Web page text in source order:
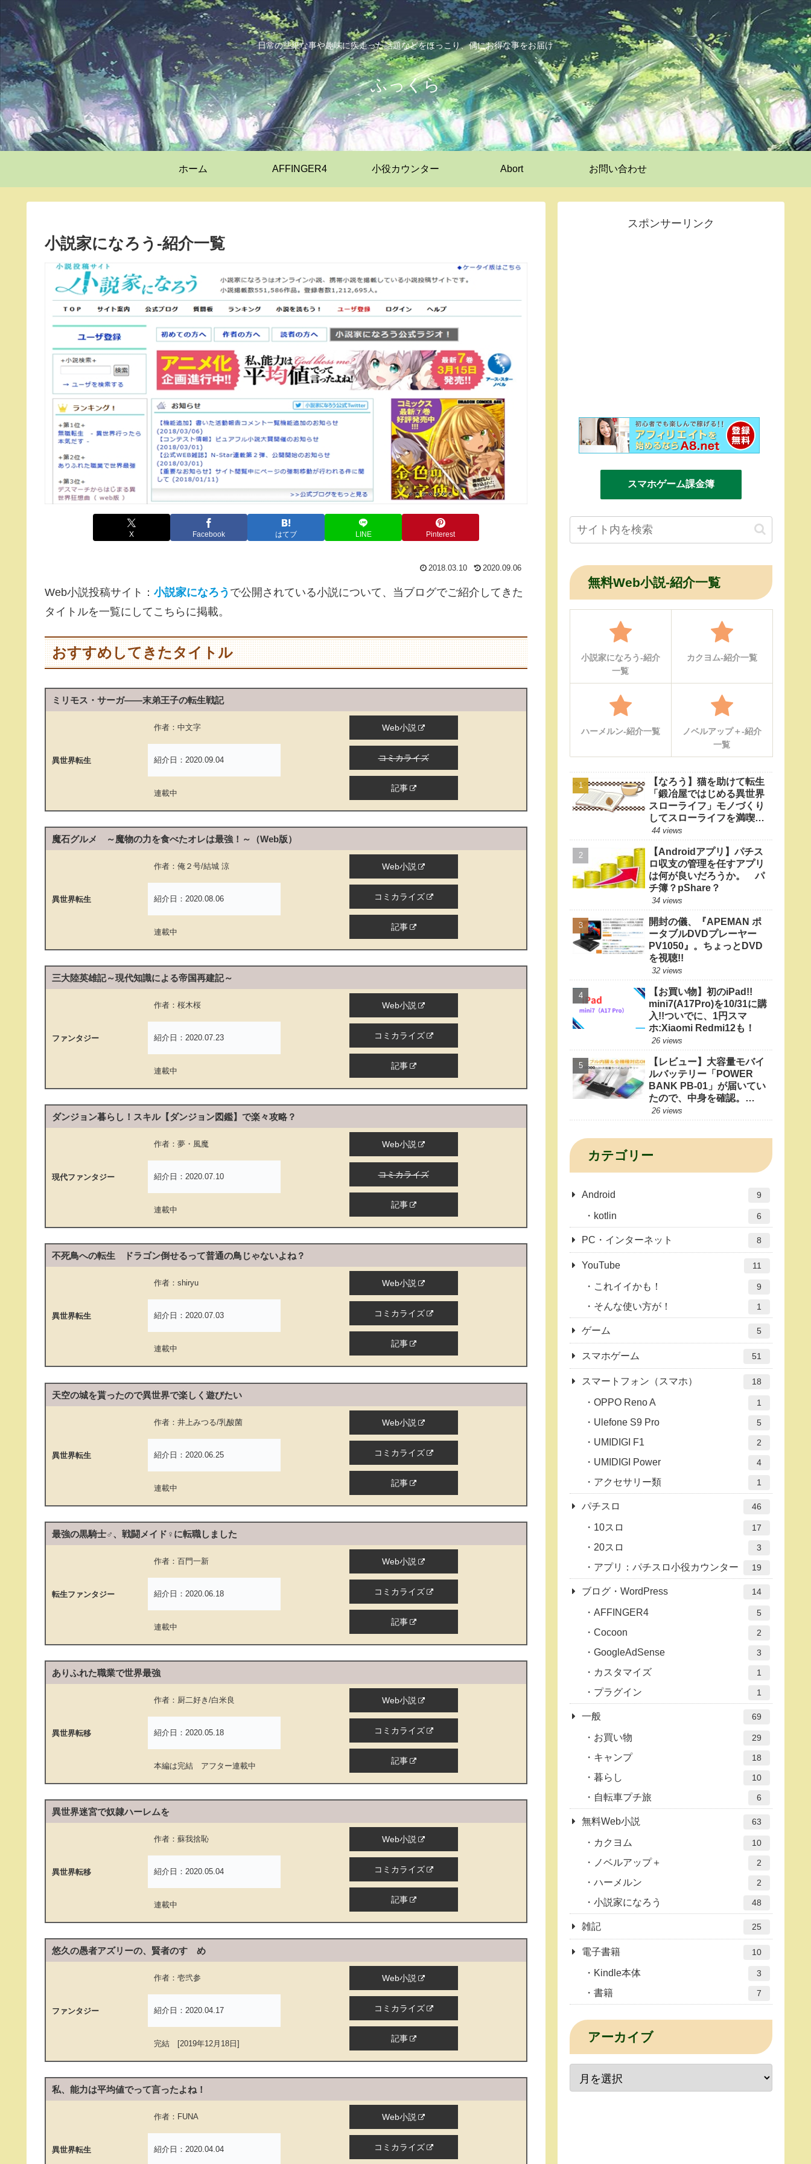
日常の些細な事や趣味に疾走った話題などをほっこり、偶にお得な事をお届け
ふっくら
ホーム AFFINGER4 小役カウンター Abort お問い合わせ
小説家になろう-紹介一覧
X Facebook はてブ LINE Pinterest
2018.03.10 2020.09.06
Web小説投稿サイト： 小説家になろう で公開されている小説について、当ブログでご紹介してきた
タイトルを一覧にしてこちらに掲載。
おすすめしてきたタイトル
ミリモス・サーガ――末弟王子の転生戦記
異世界転生
作者：中文字 Web小説
コミカライズ
記事
紹介日：2020.09.04
連載中
魔石グルメ ～魔物の力を食べたオレは最強！～（Web版）
異世界転生
作者：俺２号/結城 涼 Web小説
コミカライズ
記事
紹介日：2020.08.06
連載中
三大陸英雄記～現代知識による帝国再建記～
ファンタジー
作者：桜木桜 Web小説
コミカライズ
記事
紹介日：2020.07.23
連載中
ダンジョン暮らし！スキル【ダンジョン図鑑】で楽々攻略？
現代ファンタジー
作者：夢・風魔 Web小説
コミカライズ
記事
紹介日：2020.07.10
連載中
不死鳥への転生 ドラゴン倒せるって普通の鳥じゃないよね？
異世界転生
作者：shiryu Web小説
コミカライズ
記事
紹介日：2020.07.03
連載中
天空の城を貰ったので異世界で楽しく遊びたい
異世界転生
作者：井上みつる/乳酸菌 Web小説
コミカライズ
記事
紹介日：2020.06.25
連載中
最強の黒騎士♂、戦闘メイド♀に転職しました
転生ファンタジー
作者：百門一新 Web小説
コミカライズ
記事
紹介日：2020.06.18
連載中
ありふれた職業で世界最強
異世界転移
作者：厨二好き/白米良 Web小説
コミカライズ
記事
紹介日：2020.05.18
本編は完結 アフター連載中
異世界迷宮で奴隷ハーレムを
異世界転移
作者：蘇我捨恥 Web小説
コミカライズ
記事
紹介日：2020.05.04
連載中
悠久の愚者アズリーの、賢者のすゝめ
ファンタジー
作者：壱弐参 Web小説
コミカライズ
記事
紹介日：2020.04.17
完結 [2019年12月18日]
私、能力は平均値でって言ったよね！
異世界転生
作者：FUNA Web小説
コミカライズ
紹介日：2020.04.04
スポンサーリンク
スマホゲーム課金簿
無料Web小説-紹介一覧
小説家になろう-紹介
一覧
カクヨム-紹介一覧
ハーメルン-紹介一覧
ノベルアップ＋-紹介
一覧
【なろう】猫を助けて転生
「鍛冶屋ではじめる異世界
スローライフ」モノづくり
してスローライフを満喫し
たい
44 views
【Androidアプリ】パチス
ロ収支の管理を任すアプリ
は何が良いだろうか。 パ
チ簿？pShare？
34 views
開封の儀、『APEMAN ポ
ータブルDVDプレーヤー
PV1050』。ちょっとDVD
を視聴!!
32 views
【お買い物】初のiPad!!
mini7(A17Pro)を10/31に購
入!!ついでに、1円スマ
ホ:Xiaomi Redmi12も！
26 views
【レビュー】大容量モバイ
ルバッテリー「POWER
BANK PB-01」が届いてい
たので、中身を確認。
10000mAhもあれば1日十
26 views
カテゴリー
Android 9
kotlin 6
PC・インターネット 8
YouTube 11
これイイかも！ 9
そんな使い方が！ 1
ゲーム 5
スマホゲーム 51
スマートフォン（スマホ） 18
OPPO Reno A 1
Ulefone S9 Pro 5
UMIDIGI F1 2
UMIDIGI Power 4
アクセサリー類 1
パチスロ 46
10スロ 17
20スロ 3
アプリ：パチスロ小役カウンター 19
ブログ・WordPress 14
AFFINGER4 5
Cocoon 2
GoogleAdSense 3
カスタマイズ 1
プラグイン 1
一般 69
お買い物 29
キャンプ 18
暮らし 10
自転車プチ旅 6
無料Web小説 63
カクヨム 10
ノベルアップ＋ 2
ハーメルン 2
小説家になろう 48
雑記 25
電子書籍 10
Kindle本体 3
書籍 7
アーカイブ